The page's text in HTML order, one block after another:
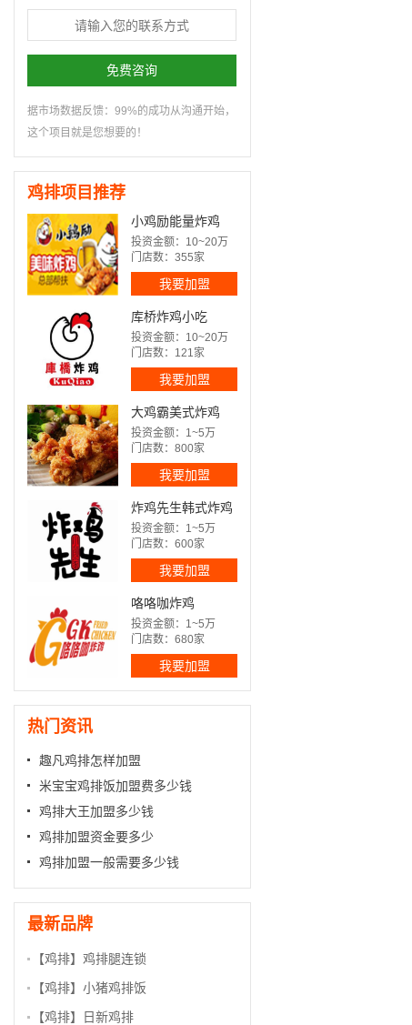
免费咨询
据市场数据反馈：99%的成功从沟通开始，
这个项目就是您想要的！
鸡排项目推荐
小鸡励能量炸鸡
投资金额：10~20万
门店数：355家
我要加盟
库桥炸鸡小吃
投资金额：10~20万
门店数：121家
我要加盟
大鸡霸美式炸鸡
投资金额：1~5万
门店数：800家
我要加盟
炸鸡先生韩式炸鸡
投资金额：1~5万
门店数：600家
我要加盟
咯咯咖炸鸡
投资金额：1~5万
门店数：680家
我要加盟
热门资讯
趣凡鸡排怎样加盟
米宝宝鸡排饭加盟费多少钱
鸡排大王加盟多少钱
鸡排加盟资金要多少
鸡排加盟一般需要多少钱
最新品牌
【鸡排】 鸡排腿连锁
【鸡排】 小猪鸡排饭
【鸡排】
日新鸡排